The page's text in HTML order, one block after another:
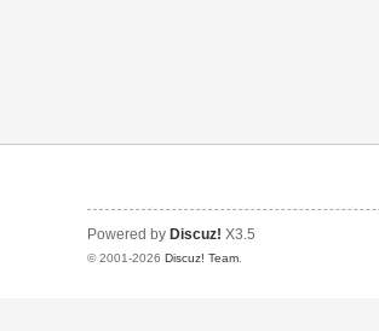
Powered by Discuz! X3.5
© 2001-2026 Discuz! Team